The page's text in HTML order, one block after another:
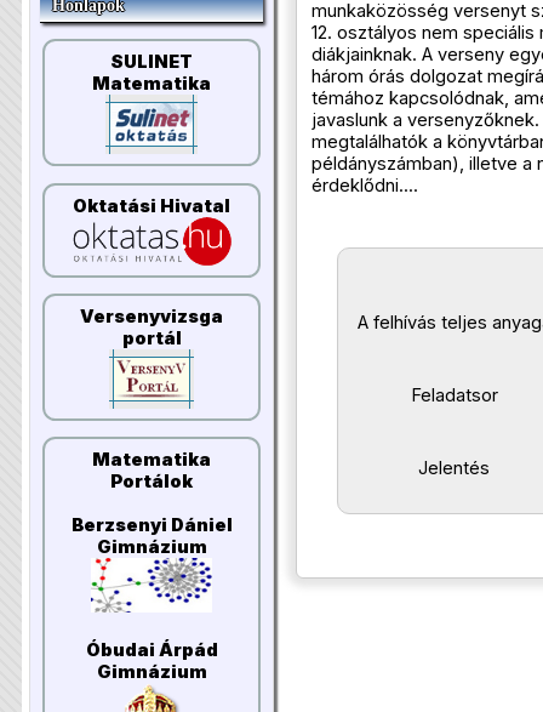
Honlapok
SULINET
Matematika
Oktatási Hivatal
Versenyvizsga
portál
Matematika
Portálok
Berzsenyi Dániel
Gimnázium
Óbudai Árpád
Gimnázium
munkaközösség versenyt
12. osztályos nem
diákjainknak. A verseny
három órás dolgozat
témához kapcsolódnak,
javaslunk a
megtalálhatók a
példányszámban), illetve a
érdeklődni....
A felhívás teljes
Feladatsor
Jelentés